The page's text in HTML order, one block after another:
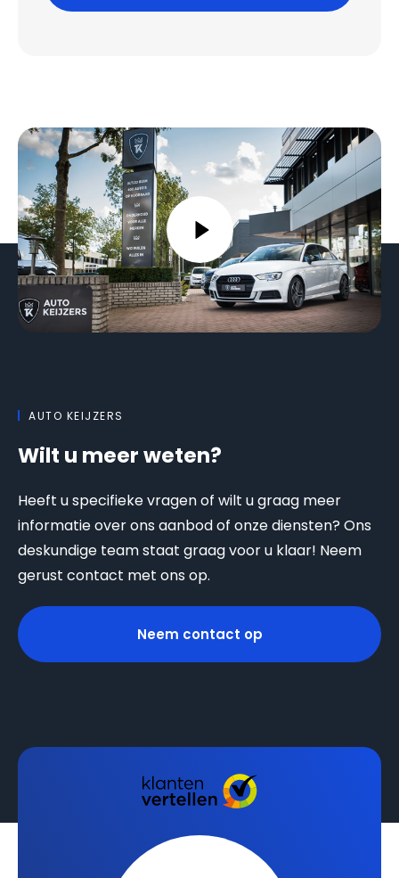
AUTO KEIJZERS
Wilt u meer weten?
Heeft u specifieke vragen of wilt u graag meer
informatie over ons aanbod of onze diensten? Ons
deskundige team staat graag voor u klaar! Neem
gerust contact met ons op.
Neem contact op